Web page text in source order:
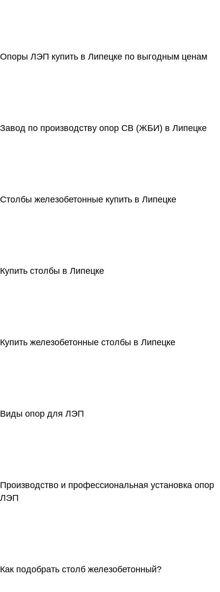
Опоры ЛЭП купить в Липецке по выгодным ценам
Завод по производству опор СВ (ЖБИ) в Липецке
Cтолбы железобетонные купить в Липецке
Купить столбы в Липецке
Купить железобетонные столбы в Липецке
Виды опор для ЛЭП
Производство и профессиональная установка опор
ЛЭП
Как подобрать столб железобетонный?